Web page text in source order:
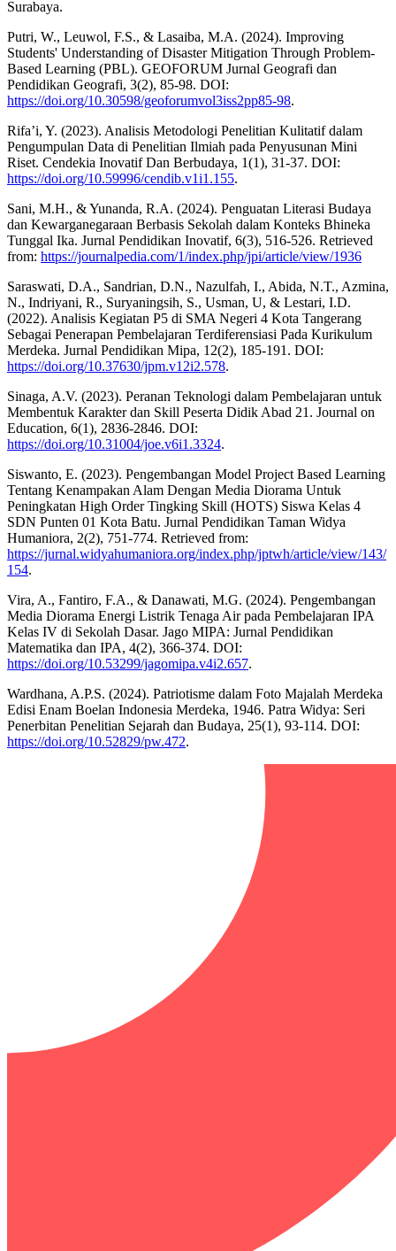
Surabaya.
Putri, W., Leuwol, F.S., & Lasaiba, M.A. (2024). Improving
Students' Understanding of Disaster Mitigation Through Problem-
Based Learning (PBL). GEOFORUM Jurnal Geografi dan
Pendidikan Geografi, 3(2), 85-98. DOI:
https://doi.org/10.30598/geoforumvol3iss2pp85-98.
Rifa’i, Y. (2023). Analisis Metodologi Penelitian Kulitatif dalam
Pengumpulan Data di Penelitian Ilmiah pada Penyusunan Mini
Riset. Cendekia Inovatif Dan Berbudaya, 1(1), 31-37. DOI:
https://doi.org/10.59996/cendib.v1i1.155.
Sani, M.H., & Yunanda, R.A. (2024). Penguatan Literasi Budaya
dan Kewarganegaraan Berbasis Sekolah dalam Konteks Bhineka
Tunggal Ika. Jurnal Pendidikan Inovatif, 6(3), 516-526. Retrieved
from: https://journalpedia.com/1/index.php/jpi/article/view/1936
Saraswati, D.A., Sandrian, D.N., Nazulfah, I., Abida, N.T., Azmina,
N., Indriyani, R., Suryaningsih, S., Usman, U, & Lestari, I.D.
(2022). Analisis Kegiatan P5 di SMA Negeri 4 Kota Tangerang
Sebagai Penerapan Pembelajaran Terdiferensiasi Pada Kurikulum
Merdeka. Jurnal Pendidikan Mipa, 12(2), 185-191. DOI:
https://doi.org/10.37630/jpm.v12i2.578.
Sinaga, A.V. (2023). Peranan Teknologi dalam Pembelajaran untuk
Membentuk Karakter dan Skill Peserta Didik Abad 21. Journal on
Education, 6(1), 2836-2846. DOI:
https://doi.org/10.31004/joe.v6i1.3324.
Siswanto, E. (2023). Pengembangan Model Project Based Learning
Tentang Kenampakan Alam Dengan Media Diorama Untuk
Peningkatan High Order Tingking Skill (HOTS) Siswa Kelas 4
SDN Punten 01 Kota Batu. Jurnal Pendidikan Taman Widya
Humaniora, 2(2), 751-774. Retrieved from:
https://jurnal.widyahumaniora.org/index.php/jptwh/article/view/143/
154.
Vira, A., Fantiro, F.A., & Danawati, M.G. (2024). Pengembangan
Media Diorama Energi Listrik Tenaga Air pada Pembelajaran IPA
Kelas IV di Sekolah Dasar. Jago MIPA: Jurnal Pendidikan
Matematika dan IPA, 4(2), 366-374. DOI:
https://doi.org/10.53299/jagomipa.v4i2.657.
Wardhana, A.P.S. (2024). Patriotisme dalam Foto Majalah Merdeka
Edisi Enam Boelan Indonesia Merdeka, 1946. Patra Widya: Seri
Penerbitan Penelitian Sejarah dan Budaya, 25(1), 93-114. DOI:
https://doi.org/10.52829/pw.472.